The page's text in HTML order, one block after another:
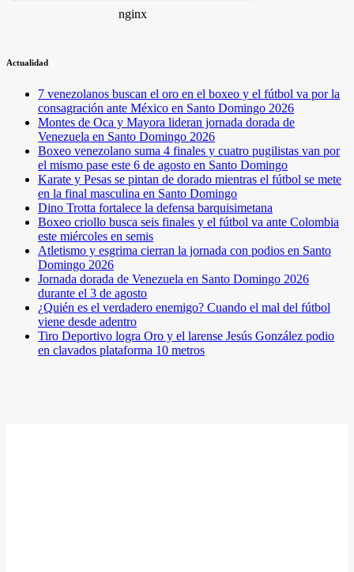
Actualidad
7 venezolanos buscan el oro en el boxeo y el fútbol va por la
consagración ante México en Santo Domingo 2026
Montes de Oca y Mayora lideran jornada dorada de
Venezuela en Santo Domingo 2026
Boxeo venezolano suma 4 finales y cuatro pugilistas van por
el mismo pase este 6 de agosto en Santo Domingo
Karate y Pesas se pintan de dorado mientras el fútbol se mete
en la final masculina en Santo Domingo
Dino Trotta fortalece la defensa barquisimetana
Boxeo criollo busca seis finales y el fútbol va ante Colombia
este miércoles en semis
Atletismo y esgrima cierran la jornada con podios en Santo
Domingo 2026
Jornada dorada de Venezuela en Santo Domingo 2026
durante el 3 de agosto
¿Quién es el verdadero enemigo? Cuando el mal del fútbol
viene desde adentro
Tiro Deportivo logra Oro y el larense Jesús González podio
en clavados plataforma 10 metros